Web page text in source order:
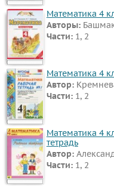
Математика 4
Авторы:
Части: 1, 2
Математика 4
Автор:
Части: 1, 2
Математика 4
тетрадь
Автор:
Части: 1, 2